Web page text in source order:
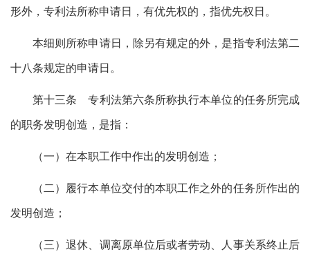
形外，专利法所称申请日，有优先权的，指优先权日。
本细则所称申请日，除另有规定的外，是指专利法第二
十八条规定的申请日。
第十三条 专利法第六条所称执行本单位的任务所完成
的职务发明创造，是指：
（一）在本职工作中作出的发明创造；
（二）履行本单位交付的本职工作之外的任务所作出的
发明创造；
（三）退休、调离原单位后或者劳动、人事关系终止后